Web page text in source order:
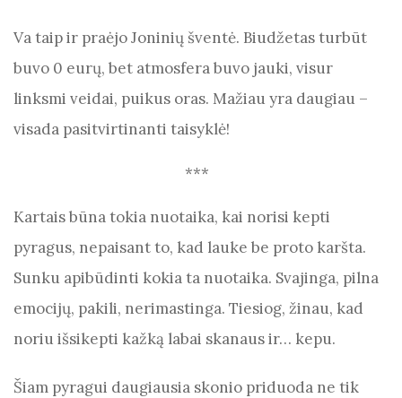
Va taip ir praėjo Joninių šventė. Biudžetas turbūt
buvo 0 eurų, bet atmosfera buvo jauki, visur
linksmi veidai, puikus oras. Mažiau yra daugiau –
visada pasitvirtinanti taisyklė!
***
Kartais būna tokia nuotaika, kai norisi kepti
pyragus, nepaisant to, kad lauke be proto karšta.
Sunku apibūdinti kokia ta nuotaika. Svajinga, pilna
emocijų, pakili, nerimastinga. Tiesiog, žinau, kad
noriu išsikepti kažką labai skanaus ir… kepu.
Šiam pyragui daugiausia skonio priduoda ne tik